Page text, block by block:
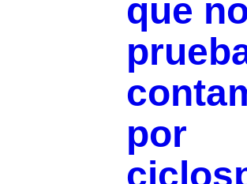
que
por